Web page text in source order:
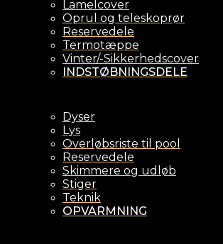
Lamelcover
Oprul og teleskoprør
Reservedele
Termotæppe
Vinter/-Sikkerhedscover
INDSTØBNINGSDELE
Dyser
Lys
Overløbsriste til pool
Reservedele
Skimmere og udløb
Stiger
Teknik
OPVARMNING